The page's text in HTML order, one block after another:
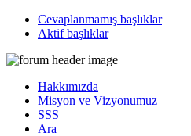
Cevaplanmamış başlıklar
Aktif başlıklar
Hakkımızda
Misyon ve Vizyonumuz
SSS
Ara